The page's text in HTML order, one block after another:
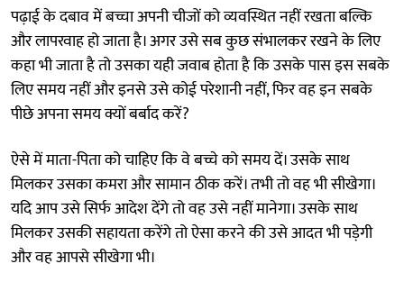
पढ़ाई के दबाव में बच्चा अपनी चीजों को व्यवस्थित नहीं रखता बल्कि
और लापरवाह हो जाता है। अगर उसे सब कुछ संभालकर रखने के लिए
कहा भी जाता है तो उसका यही जवाब होता है कि उसके पास इस सबके
लिए समय नहीं और इनसे उसे कोई परेशानी नहीं, फिर वह इन सबके
पीछे अपना समय क्यों बर्बाद करें?
ऐसे में माता-पिता को चाहिए कि वे बच्चे को समय दें। उसके साथ
मिलकर उसका कमरा और सामान ठीक करें। तभी तो वह भी सीखेगा।
यदि आप उसे सिर्फ आदेश देंगे तो वह उसे नहीं मानेगा। उसके साथ
मिलकर उसकी सहायता करेंगे तो ऐसा करने की उसे आदत भी पड़ेगी
और वह आपसे सीखेगा भी।